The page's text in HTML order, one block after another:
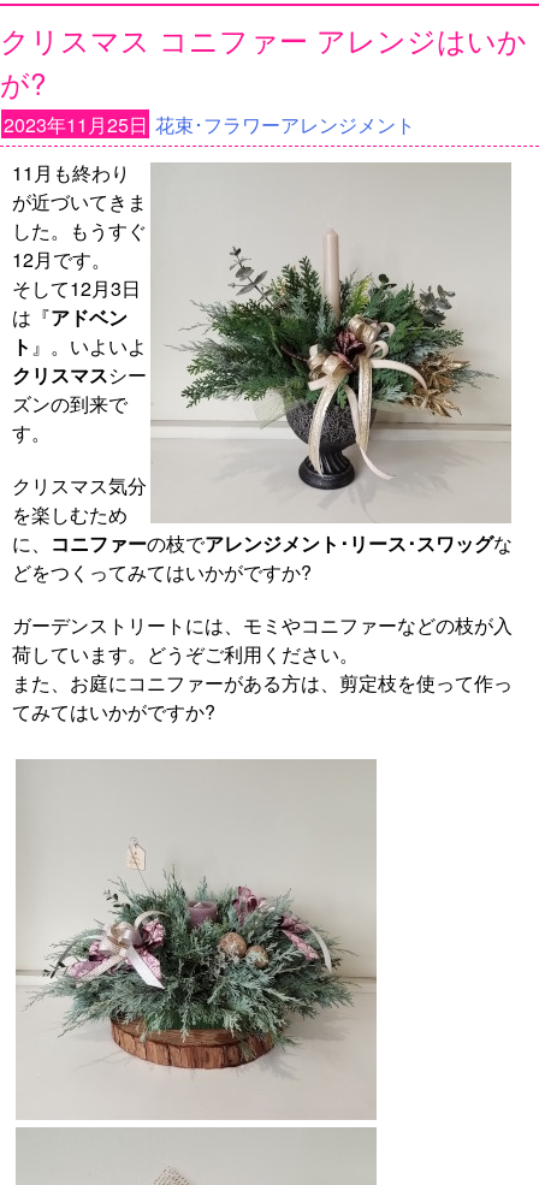
クリスマス コニファー アレンジはいか
が?
2023年11月25日 花束･フラワーアレンジメント
11月も終わり
が近づいてきま
した。もうすぐ
12月です。
そして12月3日
は『アドベン
ト 』。いよいよ
クリスマスシー
ズンの到来で
す。
クリスマス気分
を楽しむため
に、 コニファーの枝でアレンジメント･リース･スワッグな
どをつくってみてはいかがですか?
ガーデンストリートには、モミやコニファーなどの枝が入
荷しています。どうぞご利用ください。
また、お庭にコニファーがある方は、剪定枝を使って作っ
てみてはいかがですか?